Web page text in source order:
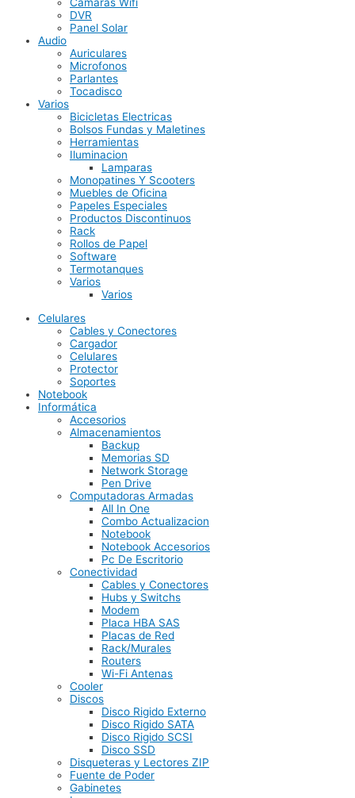
Camaras Wifi
DVR
Panel Solar
Audio
Auriculares
Microfonos
Parlantes
Tocadisco
Varios
Bicicletas Electricas
Bolsos Fundas y Maletines
Herramientas
Iluminacion
Lamparas
Monopatines Y Scooters
Muebles de Oficina
Papeles Especiales
Productos Discontinuos
Rack
Rollos de Papel
Software
Termotanques
Varios
Varios
Celulares
Cables y Conectores
Cargador
Celulares
Protector
Soportes
Notebook
Informática
Accesorios
Almacenamientos
Backup
Memorias SD
Network Storage
Pen Drive
Computadoras Armadas
All In One
Combo Actualizacion
Notebook
Notebook Accesorios
Pc De Escritorio
Conectividad
Cables y Conectores
Hubs y Switchs
Modem
Placa HBA SAS
Placas de Red
Rack/Murales
Routers
Wi-Fi Antenas
Cooler
Discos
Disco Rigido Externo
Disco Rigido SATA
Disco Rigido SCSI
Disco SSD
Disqueteras y Lectores ZIP
Fuente de Poder
Gabinetes